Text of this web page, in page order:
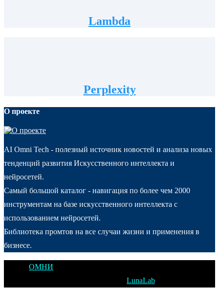
Lambda
Perplexity
О проекте
AI Omni Tech - полезный источник новостей и анализа новых
тенденций развития Искусственного интеллекта и
нейросетей.
Самый большой каталог - навигация по более чем 2000
инструментам на базе искусственного интеллекта с
использованием нейросетей.
Библиотека промтов на все случаи жизни и применения в
бизнесе.
ОМНИ
LunaLab